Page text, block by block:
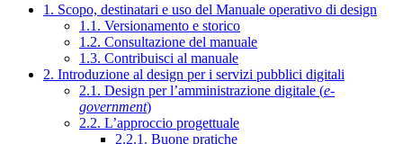
1. Scopo, destinatari e uso del Manuale operativo di design
1.1. Versionamento e storico
1.2. Consultazione del manuale
1.3. Contribuisci al manuale
2. Introduzione al design per i servizi pubblici digitali
2.1. Design per l’amministrazione digitale (e-
government)
2.2. L’approccio progettuale
2.2.1. Buone pratiche